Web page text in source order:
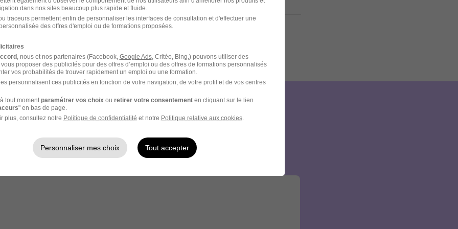
: 2026/43435-2460112
compte Hellowork et
votre candidature !
dans nos sites beaucoup plus rapide et fluide.
traceurs permettent enfin de personnaliser les interfaces de consultation et d'effectuer une
des offres d'emploi ou de formations proposées.
, nous et nos partenaires (Facebook, Google Ads, Critéo, Bing,) pouvons utiliser des
proposer des publicités pour des offres d’emploi ou des offres de formations personnalisés
vos probabilités de trouver rapidement un emploi ou une formation.
personnalisent ces publicités en fonction de votre navigation, de votre profil et de vos centres
tout moment paramétrer vos choix ou retirer votre consentementen cliquant sur le lien
" en bas de page.
plus, consultez notre Politique de confidentialité et notre Politique relative aux cookies.
Personnaliser mes choix Tout accepter